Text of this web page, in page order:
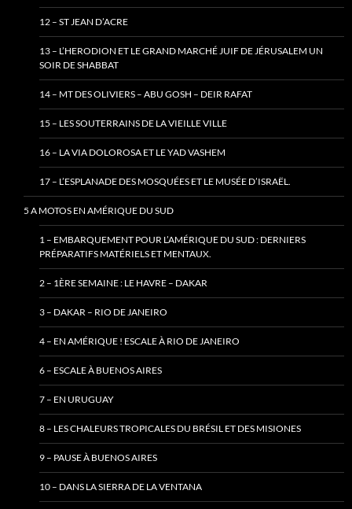
12 – ST JEAN D’ACRE
13 – L’HERODION ET LE GRAND MARCHÉ JUIF DE JÉRUSALEM UN
SOIR DE SHABBAT
14 – MT DES OLIVIERS – ABU GOSH – DEIR RAFAT
15 – LES SOUTERRAINS DE LA VIEILLE VILLE
16 – LA VIA DOLOROSA ET LE YAD VASHEM
17 – L’ESPLANADE DES MOSQUÉES ET LE MUSÉE D’ISRAËL.
5 A MOTOS EN AMÉRIQUE DU SUD
1 – EMBARQUEMENT POUR L’AMÉRIQUE DU SUD : DERNIERS
PRÉPARATIFS MATÉRIELS ET MENTAUX.
2 – 1ÈRE SEMAINE : LE HAVRE – DAKAR
3 – DAKAR – RIO DE JANEIRO
4 – EN AMÉRIQUE ! ESCALE À RIO DE JANEIRO
6 – ESCALE À BUENOS AIRES
7 – EN URUGUAY
8 – LES CHALEURS TROPICALES DU BRÉSIL ET DES MISIONES
9 – PAUSE À BUENOS AIRES
10 – DANS LA SIERRA DE LA VENTANA